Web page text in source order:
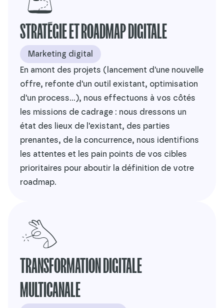
STRATÉGIE ET ROADMAP DIGITALE
Marketing digital
En amont des projets (lancement d'une nouvelle
offre, refonte d'un outil existant, optimisation
d'un process...), nous effectuons à vos côtés
les missions de cadrage : nous dressons un
état des lieux de l'existant, des parties
prenantes, de la concurrence, nous identifions
les attentes et les pain points de vos cibles
prioritaires pour aboutir la définition de votre
roadmap.
TRANSFORMATION DIGITALE
MULTICANALE